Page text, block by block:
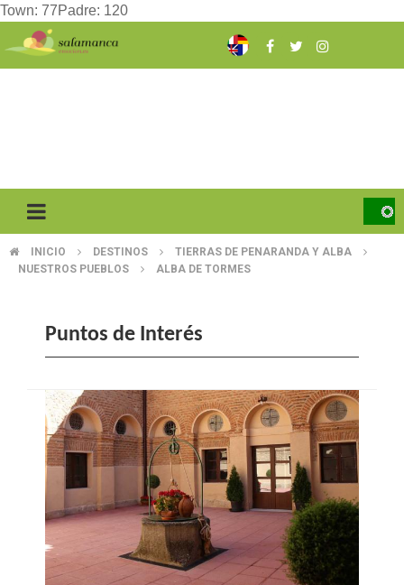
Town: 77Padre: 120
BREADCRUMB
INICIO DESTINOS
TIERRAS DE PENARANDA Y ALBA
NUESTROS PUEBLOS
ALBA DE TORMES
Puntos de Interés